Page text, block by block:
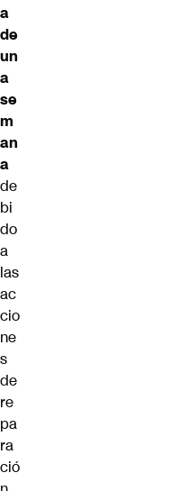
a
de
un
a
se
m
an
a
de
bi
do
a
las
ac
cio
ne
s
de
re
pa
ra
ció